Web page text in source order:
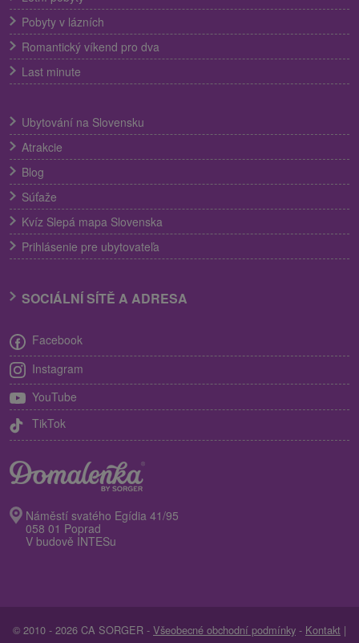
Pobyty v lázních
Romantický víkend pro dva
Last minute
Ubytování na Slovensku
Atrakcie
Blog
Súťaže
Kvíz Slepá mapa Slovenska
Prihlásenie pre ubytovateľa
SOCIÁLNÍ SÍTĚ A ADRESA
Facebook
Instagram
YouTube
TikTok
Náměstí svatého Egídia 41/95
058 01 Poprad
V budově INTESu
© 2010 - 2026 CA SORGER - Všeobecné obchodní podmínky - Kontakt |